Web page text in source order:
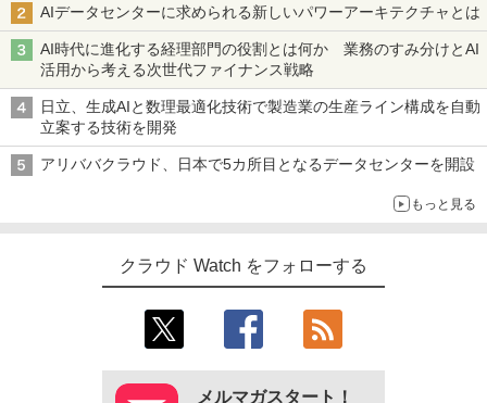
AIデータセンターに求められる新しいパワーアーキテクチャとは
AI時代に進化する経理部門の役割とは何か 業務のすみ分けとAI
活用から考える次世代ファイナンス戦略
日立、生成AIと数理最適化技術で製造業の生産ライン構成を自動
立案する技術を開発
アリババクラウド、日本で5カ所目となるデータセンターを開設
もっと見る
クラウド Watch をフォローする
メルマガスタート！